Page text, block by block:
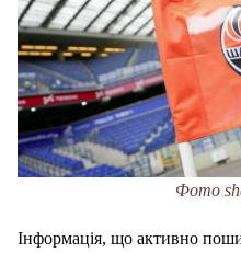
Фото
Інформація, що активно